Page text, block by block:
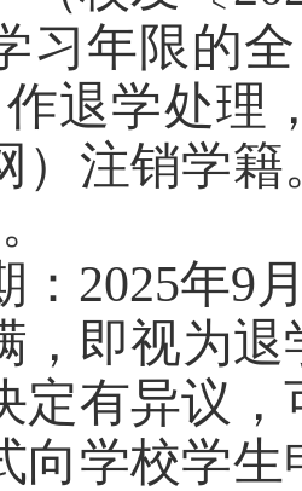
习年限的
退学处理
）注销学
2025年9
，即视为
定有异议
向学校学